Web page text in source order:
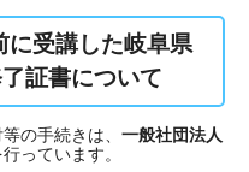
に受講した岐阜県
証書について
の手続きは、 一般社団法人
っています。​​